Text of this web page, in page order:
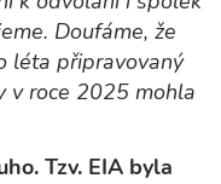
Doufáme, že
léta připravovaný
v roce 2025 mohla
Tzv. EIA byla